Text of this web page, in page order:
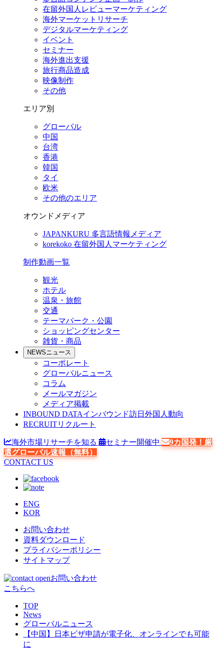
在留外国⼈レビューマーケティング
海外マーケットリサーチ
デジタルマーケティング
イベント
セミナー
海外進出支援
旅行商品造成
映像制作
その他
エリア別
グローバル
中国
台湾
香港
韓国
タイ
欧米
その他のエリア
オウンドメディア
JAPANKURU 多言語情報メディア
korekoko 在留外国人マーケティング
制作動画一覧
観光
ホテル
温泉・旅館
交通
テーマパーク・公園
ショッピングセンター
雑貨・商品
NEWSニュース
コーポレート
グローバルニュース
コラム
メールマガジン
メディア掲載
INBOUND DATAインバウンド訪日外国人動向
RECRUITリクルート
海外市場リサーチを知る セミナー開催中
9カ国発！厳
選グローバル速報（無料）
CONTACT US
ENG
KOR
お問い合わせ
資料ダウンロード
プライバシーポリシー
サイトマップ
お問い合わせ
こちらへ
TOP
News
グローバルニュース
【中国】日本ビザ申請が電子化、オンラインでも可能
に